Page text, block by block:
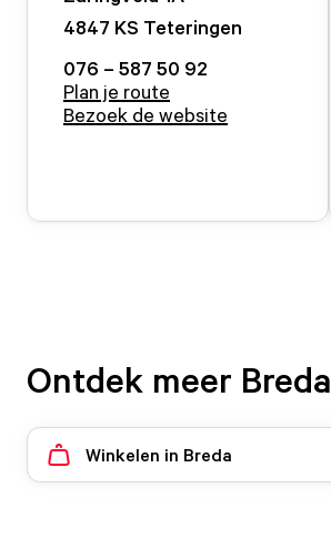
4847 KS Teteringen
076 – 587 50 92
Plan je route
Bezoek de website
Ontdek meer Breda
Winkelen in Breda